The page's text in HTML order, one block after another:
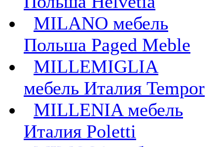
MILANO мебель
Польша Paged Meble
MILLEMIGLIA
мебель Италия Tempor
MILLENIA мебель
Италия Poletti